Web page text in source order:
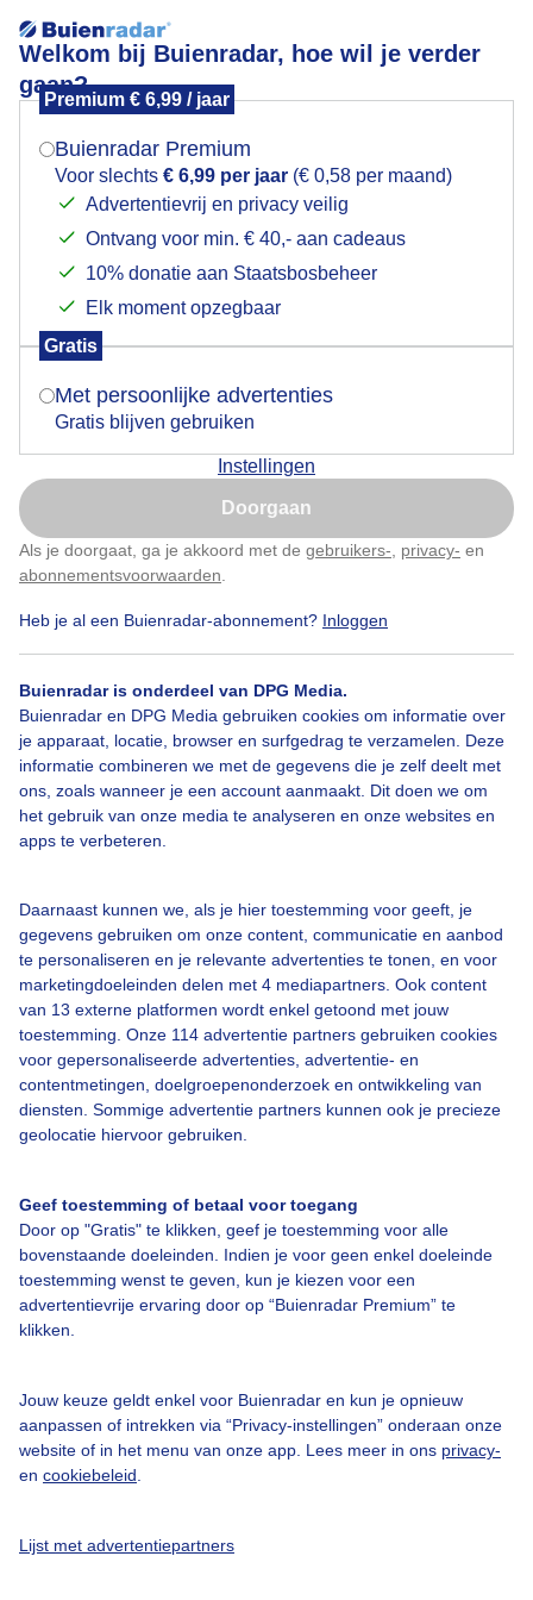
Welkom bij Buienradar, hoe wil je verder
gaan?
Premium € 6,99 / jaar
Buienradar Premium
Voor slechts € 6,99 per jaar (€ 0,58 per maand)
Advertentievrij en privacy veilig
Ontvang voor min. € 40,- aan cadeaus
10% donatie aan Staatsbosbeheer
Elk moment opzegbaar
Gratis
Met persoonlijke advertenties
Gratis blijven gebruiken
Instellingen
Doorgaan
Als je doorgaat, ga je akkoord met de gebruikers- privacy- en
abonnementsvoorwaarden
Heb je al een Buienradar-abonnement? Inloggen
Buienradar is onderdeel van DPG Media.
Buienradar en DPG Media gebruiken cookies om informatie over
je apparaat, locatie, browser en surfgedrag te verzamelen. Deze
informatie combineren we met de gegevens die je zelf deelt met
ons, zoals wanneer je een account aanmaakt. Dit doen we om
het gebruik van onze media te analyseren en onze websites en
apps te verbeteren.
Daarnaast kunnen we, als je hier toestemming voor geeft, je
gegevens gebruiken om onze content, communicatie en aanbod
te personaliseren en je relevante advertenties te tonen, en voor
marketingdoeleinden delen met 4 mediapartners. Ook content
van 13 externe platformen wordt enkel getoond met jouw
toestemming. Onze 114 advertentie partners gebruiken cookies
voor gepersonaliseerde advertenties, advertentie- en
contentmetingen, doelgroepenonderzoek en ontwikkeling van
diensten. Sommige advertentie partners kunnen ook je precieze
geolocatie hiervoor gebruiken.
Geef toestemming of betaal voor toegang
Door op "Gratis" te klikken, geef je toestemming voor alle
bovenstaande doeleinden. Indien je voor geen enkel doeleinde
toestemming wenst te geven, kun je kiezen voor een
advertentievrije ervaring door op “Buienradar Premium” te
klikken.
Jouw keuze geldt enkel voor Buienradar en kun je opnieuw
aanpassen of intrekken via “Privacy-instellingen” onderaan onze
website of in het menu van onze app. Lees meer in ons privacy-
en cookiebeleid
Lijst met advertentiepartners
Gevangen in een wolk
De sneeuwwitte wolken steken goed af tegen de
blauwe hemel maar ook in contrast met het vliegtuig
dat gaat landen op de Buitenvelderlaan hier recht
achter enkele kilometers verderop.
Door: Arjan Eikelenboom Gemaakt: 05-06-2026, 67x bekeken
Zon Wolken
Bekijk slideshow
Een moment geduld aub...
Bedrijfsgegevens
Veelgestelde vragen
Contact
Gebruikersvoorwaarden
Adverteren
Privacy beleid
Mogen we je locatie gebruiken voor het
Indien je hier nog geen akkoord op hebt gegeven,
verschijnt er zo een pop-up uit je browser waarin
Is goed, toon de popup
Nu niet, misschien later
Klik hierom dit aan te passen